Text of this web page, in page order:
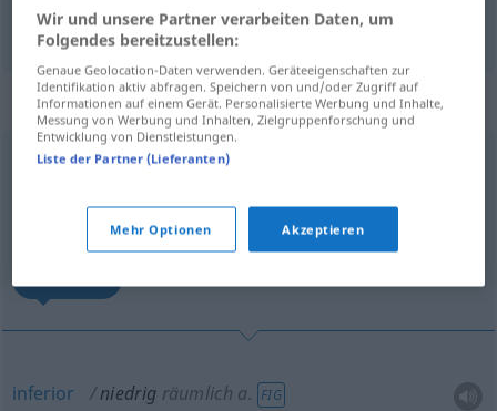
„niedrig“: Adverb
niedrig [ˈniːdrɪç]adv
Übersicht aller Übersetzungen
(Für mehr Details die Übersetzung anklicken/antippen)
inferior niedrig räumlich a. FIG
Wir und unsere Partner verarbeiten Daten, um
Folgendes bereitzustellen:
Genaue Geolocation-Daten verwenden. Geräteeigenschaften zur
Identifikation aktiv abfragen. Speichern von und/oder Zugriff auf
Informationen auf einem Gerät. Personalisierte Werbung und Inhalte,
Messung von Werbung und Inhalten, Zielgruppenforschung und
Entwicklung von Dienstleistungen.
Liste der Partner (Lieferanten)
Mehr Optionen Akzeptieren